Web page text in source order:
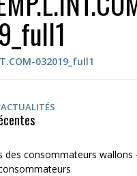
032019_full1
des consommateurs wallons